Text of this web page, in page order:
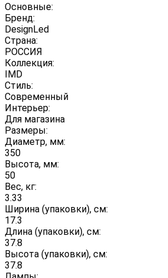
Основные:
Бренд:
DesignLed
Страна:
РОССИЯ
Коллекция:
IMD
Стиль:
Современный
Интерьер:
Для магазина
Размеры:
Диаметр, мм:
350
Высота, мм:
50
Вес, кг:
3.33
Ширина (упаковки), см:
17.3
Длина (упаковки), см:
37.8
Высота (упаковки), см:
37.8